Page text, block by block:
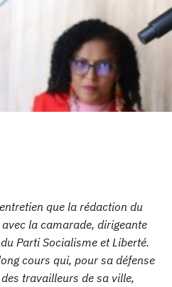
que la rédaction du
la camarade, dirigeante
Parti Socialisme et Liberté.
cours qui, pour sa défense
travailleurs de sa ville,